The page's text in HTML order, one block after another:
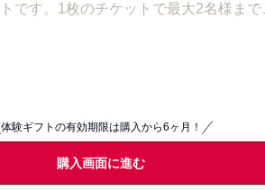
す。1枚のチケットで最大2名様まで
体験ギフトの有効期限は購入から6ヶ月！
購入画面に進む